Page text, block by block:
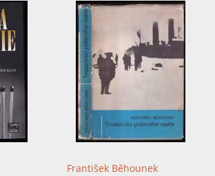
František Běhounek